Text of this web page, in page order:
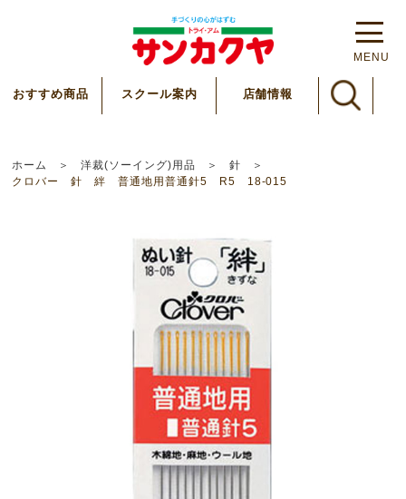
MENU
おすすめ商品 スクール案内 店舗情報
ホーム 洋裁(ソーイング)用品
針
クロバー 針 絆 普通地用普通針5 R5 18-015